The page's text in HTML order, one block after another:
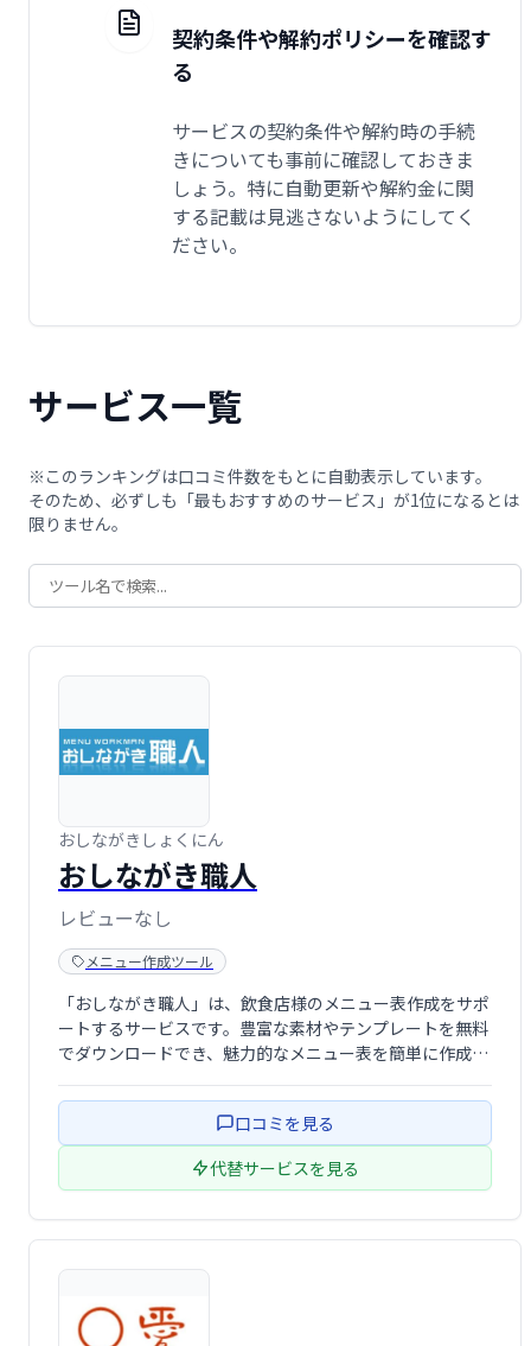
契約条件や解約ポリシーを確認す
る
サービスの契約条件や解約時の手続
きについても事前に確認しておきま
しょう。特に自動更新や解約金に関
する記載は見逃さないようにしてく
ださい。
サービス一覧
※このランキングは口コミ件数をもとに自動表示しています。
そのため、必ずしも「最もおすすめのサービス」が1位になるとは
限りません。
おしながきしょくにん
おしながき職人
レビューなし
メニュー作成ツール
「おしながき職人」は、飲食店様のメニュー表作成をサポ
ートするサービスです。豊富な素材やテンプレートを無料
でダウンロードでき、魅力的なメニュー表を簡単に作成で
りを目指せます。ぜひ、お気軽にご利用ください。
口コミを見る
代替サービスを見る